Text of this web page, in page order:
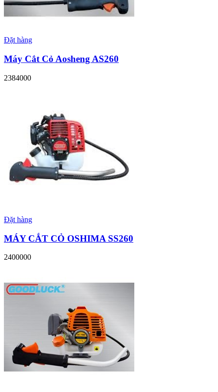
Đặt hàng
Máy Cắt Cỏ Aosheng AS260
2384000
Đặt hàng
MÁY CẮT CỎ OSHIMA SS260
2400000